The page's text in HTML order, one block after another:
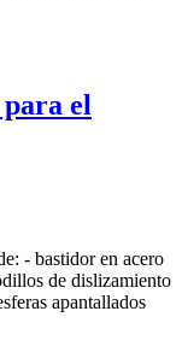
el
- bastidor en acero
de dislizamiento
apantallados